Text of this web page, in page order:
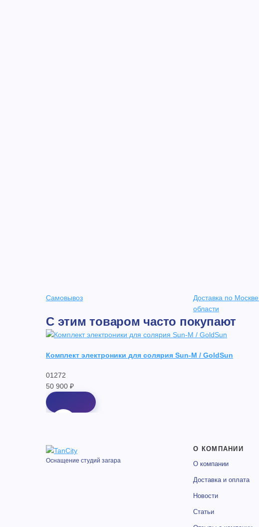
Самовывоз
Доставка по
области
С этим товаром часто покупают
Комплект электроники для солярия Sun-M / GoldSun
01272
50 900 ₽
Оснащение студий загара
О КОМПАНИИ
О компании
Доставка и оплата
Новости
Статьи